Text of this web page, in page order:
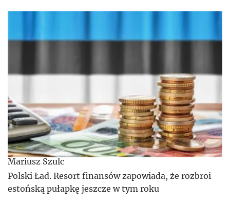
Mariusz Szulc
Polski Ład. Resort finansów zapowiada, że rozbroi
estońską pułapkę jeszcze w tym roku